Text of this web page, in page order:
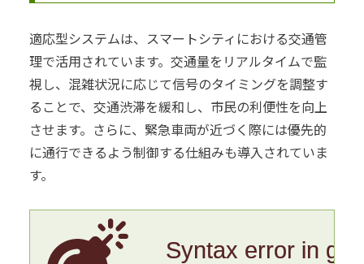
適応型システムは、スマートシティにおける交通管
理で活用されています。交通量をリアルタイムで監
視し、混雑状況に応じて信号のタイミングを調整す
ることで、交通渋滞を緩和し、市民の利便性を向上
させます。さらに、緊急車両が近づく際には優先的
に通行できるよう制御する仕組みも導入されていま
す。
Syntax error in